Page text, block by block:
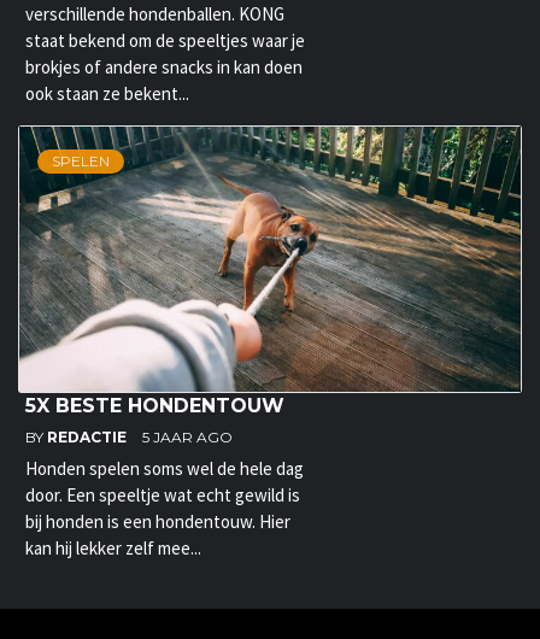
verschillende hondenballen. KONG
staat bekend om de speeltjes waar je
brokjes of andere snacks in kan doen
ook staan ze bekent...
SPELEN
5X BESTE HONDENTOUW
BY REDACTIE 5 JAAR AGO
Honden spelen soms wel de hele dag
door. Een speeltje wat echt gewild is
bij honden is een hondentouw. Hier
kan hij lekker zelf mee...